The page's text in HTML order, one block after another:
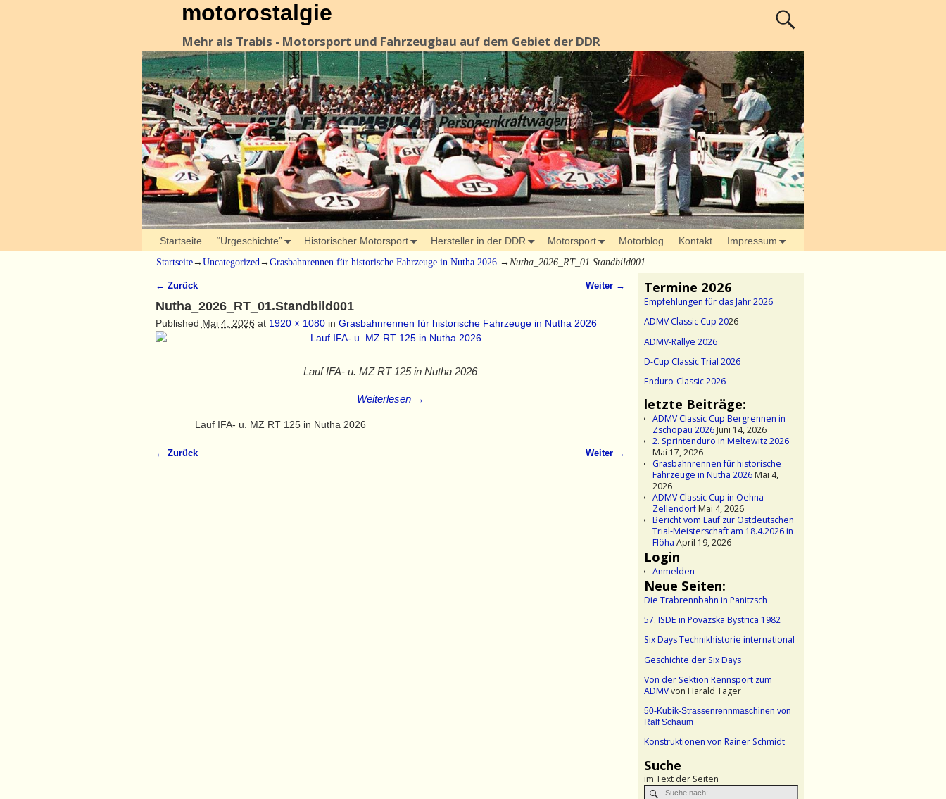
motorostalgie
Mehr als Trabis - Motorsport und Fahrzeugbau auf dem Gebiet der DDR
Startseite “Urgeschichte” Historischer Motorsport Hersteller in der DDR Motorsport Motorblog Kontakt Impressum
Startseite→ Uncategorized→ Grasbahnrennen für historische Fahrzeuge in Nutha 2026 → Nutha_2026_RT_01.Standbild001
Bilder-Navigation
← Zurück Weiter →
Nutha_2026_RT_01.Standbild001
Published Mai 4, 2026 at 1920 × 1080in Grasbahnrennen für historische Fahrzeuge in Nutha 2026
Lauf IFA- u. MZ RT 125 in Nutha 2026
Weiterlesen →
Lauf IFA- u. MZ RT 125 in Nutha 2026
← Zurück Weiter →
Termine 2026
Empfehlungen für das Jahr 2026
ADMV Classic Cup 2026
ADMV-Rallye 2026
D-Cup Classic Trial 2026
Enduro-Classic 2026
letzte Beiträge:
ADMV Classic Cup Bergrennen in
Zschopau 2026Juni 14, 2026
2. Sprintenduro in Meltewitz 2026
Mai 17, 2026
Grasbahnrennen für historische
Fahrzeuge in Nutha 2026Mai 4,
2026
ADMV Classic Cup in Oehna-
ZellendorfMai 4, 2026
Bericht vom Lauf zur Ostdeutschen
Trial-Meisterschaft am 18.4.2026 in
Flöha April 19, 2026
Login
Anmelden
Neue Seiten:
Die Trabrennbahn in Panitzsch
57. ISDE in Povazska Bystrica 1982
Six Days Technikhistorie international
Geschichte der Six Days
Von der Sektion Rennsport zum
ADMVvon Harald Täger
50-Kubik-Strassenrennmaschinen von
Ralf Schaum
Konstruktionen von Rainer Schmidt
Suche
im Text der Seiten